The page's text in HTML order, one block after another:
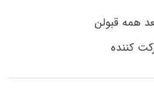
همه قبولن